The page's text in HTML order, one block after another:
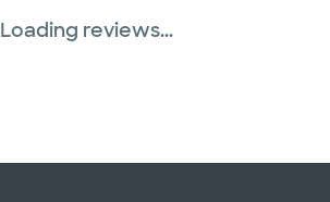
Loading reviews...